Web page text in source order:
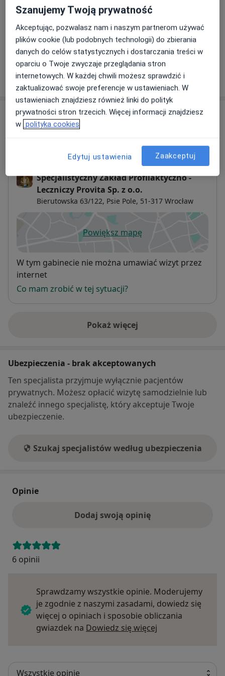
Wizyta kontrolna (wizyta +indywidualna dieta )
250 zł Szczegóły
W jaki sposób ustalane są ceny?
Adresy (3)
Specjalistyczny Zakład Profilaktyczno -
Leczniczy Provita Sp. z o.o.
Bierutowska 63/122, Psie Pole, 51-317 Wrocław
Powiększ mapęotwiera się w nowej karcie
Dostępność
W tym gabinecie nie można umawiać wizyt przez
internet
Co mam zrobić w tej sytuacji?
Pokaż więcej
o adresie
Ubezpieczenia - brak akceptowanych
Ten specjalista przyjmuje wyłącznie pacjentów
prywatnych. Możesz opłacić wizytę samodzielnie lub
znaleźć innego specjalistę, który akceptuje Twoje
ubezpieczenie.
Szukaj specjalistów według ubezpieczenia
Opinie
Dodaj swoją opinię
6 opinii
Sprawdzamy wszystkie opinie. Moderujemy
je zgodnie z naszymi zasadami, dowiedz się
więcej o opiniach i sposobie obliczania
gwiazdek na Dowiedz się więcej
Szanujemy Twoją prywatność
Akceptując, pozwalasz nam i naszym partnerom używać
plików cookie (lub podobnych technologii) do zbierania
danych do celów statystycznych i dostarczania treści w
oparciu o Twoje zwyczaje przeglądania stron
internetowych. W każdej chwili możesz sprawdzić i
zaktualizować swoje preferencje w ustawieniach. W
ustawieniach znajdziesz również linki do polityk
prywatności stron trzecich. Więcej informacji znajdziesz
w polityka cookies
Edytuj ustawienia Zaakceptuj